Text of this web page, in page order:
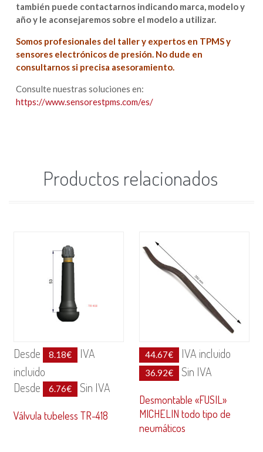
también puede contactarnos indicando marca, modelo y
año y le aconsejaremos sobre el modelo a utilizar.
Somos profesionales del taller y expertos en TPMS y
sensores electrónicos de presión. No dude en
consultarnos si precisa asesoramiento.
Consulte nuestras soluciones en:
https://www.sensorestpms.com/es/
Productos relacionados
Desde 8.18€
IVA
incluido
Desde
6.76€ Sin IVA
Válvula tubeless TR-418
44.67€ IVA incluido
36.92€ Sin IVA
Desmontable «FUSIL»
MICHELIN todo tipo de
neumáticos